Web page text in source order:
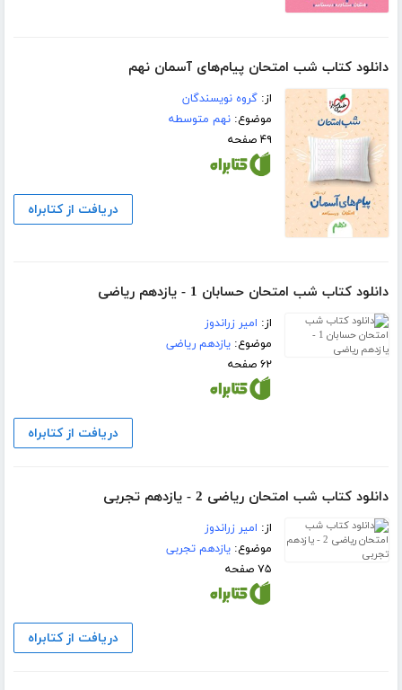
دانلود کتاب شب امتحان پیام‌های آسمان نهم
از:گروه نویسندگان
موضوع:نهم متوسطه
۴۹ صفحه
دریافت از کتابراه
دانلود کتاب شب امتحان حسابان 1 - یازدهم ریاضی
از: امیر زراندوز
موضوع:یازدهم ریاضی
۶۲ صفحه
دریافت از کتابراه
دانلود کتاب شب امتحان ریاضی 2 - یازدهم تجربی
از: امیر زراندوز
موضوع:یازدهم تجربی
۷۵ صفحه
دریافت از کتابراه